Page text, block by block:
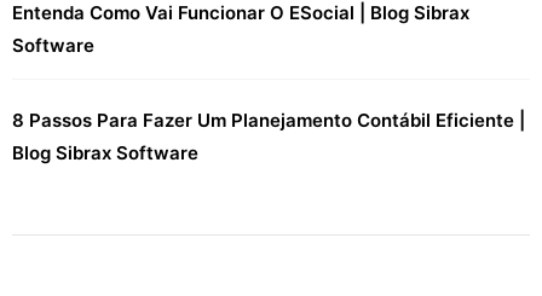
Entenda Como Vai Funcionar O ESocial | Blog Sibrax
Software
8 Passos Para Fazer Um Planejamento Contábil Eficiente |
Blog Sibrax Software